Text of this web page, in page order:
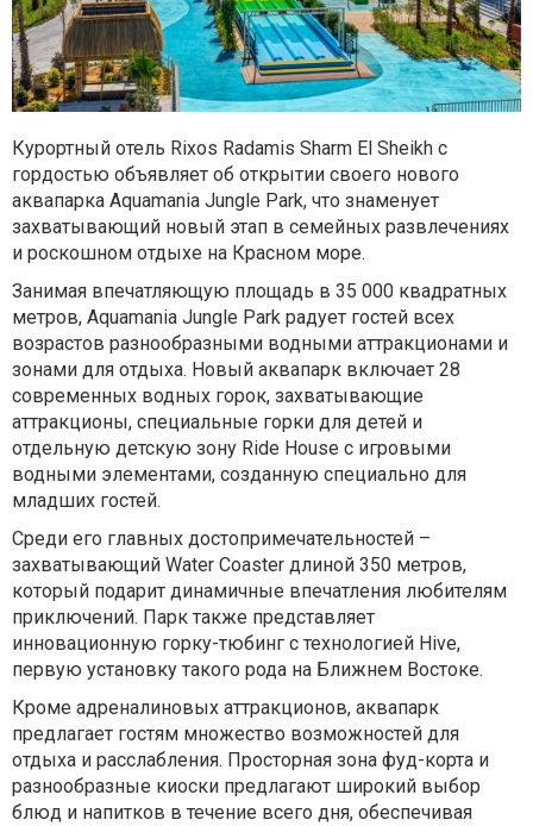
Курортный отель Rixos Radamis Sharm El Sheikh с
гордостью объявляет об открытии своего нового
аквапарка Aquamania Jungle Park, что знаменует
захватывающий новый этап в семейных развлечениях
и роскошном отдыхе на Красном море.
Занимая впечатляющую площадь в 35 000 квадратных
метров, Aquamania Jungle Park радует гостей всех
возрастов разнообразными водными аттракционами и
зонами для отдыха. Новый аквапарк включает 28
современных водных горок, захватывающие
аттракционы, специальные горки для детей и
отдельную детскую зону Ride House с игровыми
водными элементами, созданную специально для
младших гостей.
Среди его главных достопримечательностей –
захватывающий Water Coaster длиной 350 метров,
который подарит динамичные впечатления любителям
приключений. Парк также представляет
инновационную горку-тюбинг с технологией Hive,
первую установку такого рода на Ближнем Востоке.
Кроме адреналиновых аттракционов, аквапарк
предлагает гостям множество возможностей для
отдыха и расслабления. Просторная зона фуд-корта и
разнообразные киоски предлагают широкий выбор
блюд и напитков в течение всего дня, обеспечивая